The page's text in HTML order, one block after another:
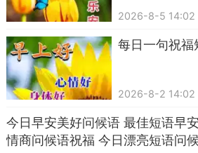
2026-8-5 14:02
每日一句祝福
2026-8-2 14:02
今日早安美好问候语 最佳短语早
情商问候语祝福 今日漂亮短语问